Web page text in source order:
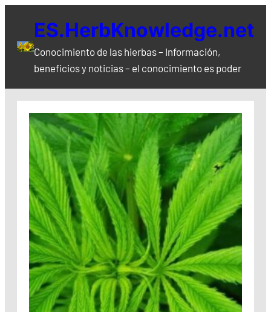
contenido
ES.HerbKnowledge.net
Conocimiento de las hierbas – Información,
beneficios y noticias – el conocimiento es poder